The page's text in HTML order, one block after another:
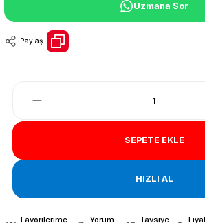
Uzmana Sor
Paylaş
SEPETE EKLE
HIZLI AL
Yorum
Tavsiye